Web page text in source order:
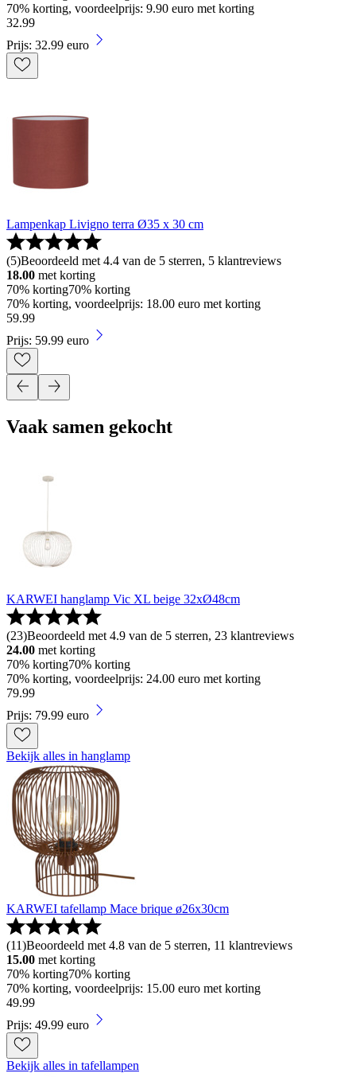
70% korting, voordeelprijs: 9.90 euro met korting
32.99
Prijs: 32.99 euro
Lampenkap Livigno terra Ø35 x 30 cm
(5)Beoordeeld met 4.4 van de 5 sterren, 5 klantreviews
18.00 met korting
70% korting70% korting
70% korting, voordeelprijs: 18.00 euro met korting
59.99
Prijs: 59.99 euro
Vaak samen gekocht
KARWEI hanglamp Vic XL beige 32xØ48cm
(23)Beoordeeld met 4.9 van de 5 sterren, 23 klantreviews
24.00 met korting
70% korting70% korting
70% korting, voordeelprijs: 24.00 euro met korting
79.99
Prijs: 79.99 euro
Bekijk alles in hanglamp
KARWEI tafellamp Mace brique ø26x30cm
(11)Beoordeeld met 4.8 van de 5 sterren, 11 klantreviews
15.00 met korting
70% korting70% korting
70% korting, voordeelprijs: 15.00 euro met korting
49.99
Prijs: 49.99 euro
Bekijk alles in tafellampen